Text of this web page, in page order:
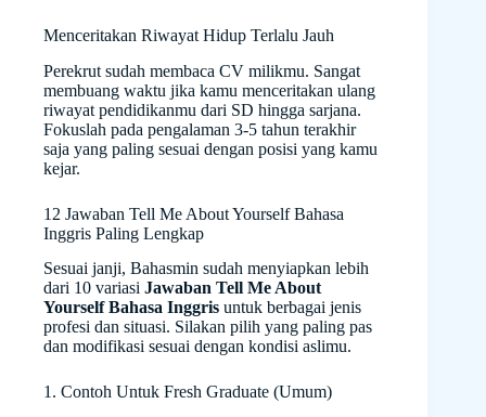
Menceritakan Riwayat Hidup Terlalu Jauh
Perekrut sudah membaca CV milikmu. Sangat
membuang waktu jika kamu menceritakan ulang
riwayat pendidikanmu dari SD hingga sarjana.
Fokuslah pada pengalaman 3-5 tahun terakhir
saja yang paling sesuai dengan posisi yang kamu
kejar.
12 Jawaban Tell Me About Yourself Bahasa
Inggris Paling Lengkap
Sesuai janji, Bahasmin sudah menyiapkan lebih
dari 10 variasi Jawaban Tell Me About
Yourself Bahasa Inggris untuk berbagai jenis
profesi dan situasi. Silakan pilih yang paling pas
dan modifikasi sesuai dengan kondisi aslimu.
1. Contoh Untuk Fresh Graduate (Umum)